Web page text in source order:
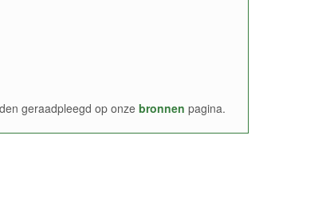
geraadpleegd op onze bronnen pagina.